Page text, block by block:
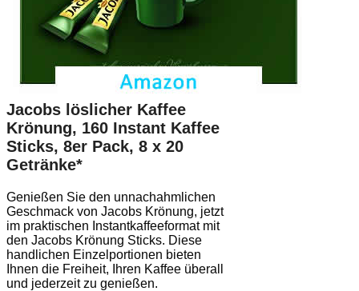
Jacobs löslicher Kaffee
Krönung, 160 Instant Kaffee
Sticks, 8er Pack, 8 x 20
Getränke*
Genießen Sie den unnachahmlichen
Geschmack von Jacobs Krönung, jetzt
im praktischen Instantkaffeeformat mit
den Jacobs Krönung Sticks. Diese
handlichen Einzelportionen bieten
Ihnen die Freiheit, Ihren Kaffee überall
und jederzeit zu genießen.